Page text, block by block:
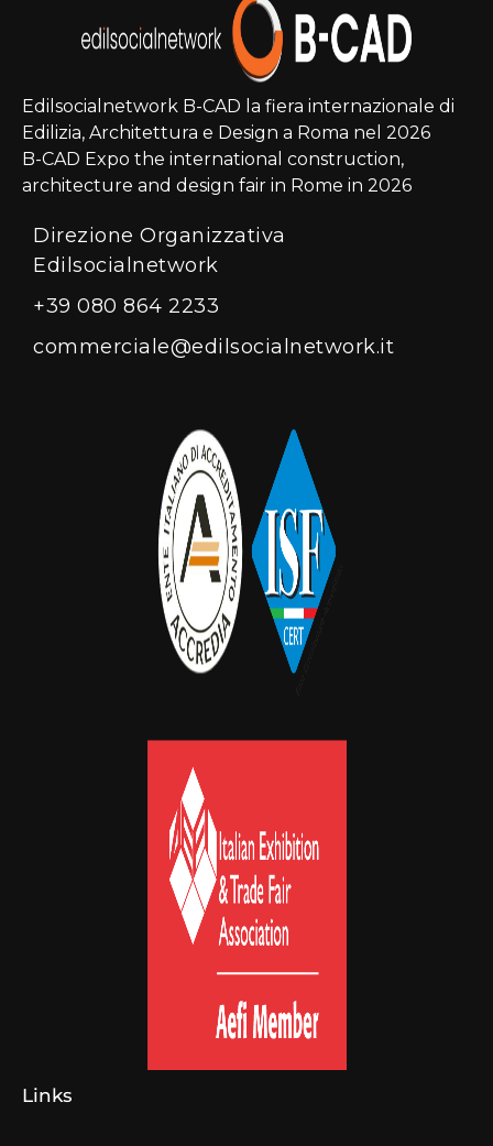
Edilsocialnetwork B-CAD la fiera internazionale di
Edilizia, Architettura e Design a Roma nel 2026
B-CAD Expo the international construction,
architecture and design fair in Rome in 2026
Direzione Organizzativa
Edilsocialnetwork
+39 080 864 2233
commerciale@edilsocialnetwork.it
Links